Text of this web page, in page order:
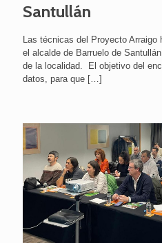
Santullán
Las técnicas del Proyecto
el alcalde de Barruelo de
de la localidad. El objetivo del
datos, para que […]